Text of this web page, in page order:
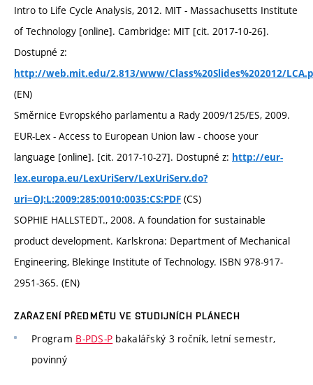
Intro to Life Cycle Analysis, 2012. MIT - Massachusetts Institute
of Technology [online]. Cambridge: MIT [cit. 2017-10-26].
Dostupné z:
http://web.mit.edu/2.813/www/Class%20Slides%202012/
(EN)
Směrnice Evropského parlamentu a Rady 2009/125/ES, 2009.
EUR-Lex - Access to European Union law - choose your
language [online]. [cit. 2017-10-27]. Dostupné z: http://eur-
lex.europa.eu/LexUriServ/LexUriServ.do?
uri=OJ:L:2009:285:0010:0035:CS:PDF (CS)
SOPHIE HALLSTEDT., 2008. A foundation for sustainable
product development. Karlskrona: Department of Mechanical
Engineering, Blekinge Institute of Technology. ISBN 978-917-
2951-365. (EN)
ZAŘAZENÍ PŘEDMĚTU VE STUDIJNÍCH PLÁNECH
Program B-PDS-P bakalářský 3 ročník, letní semestr,
povinný